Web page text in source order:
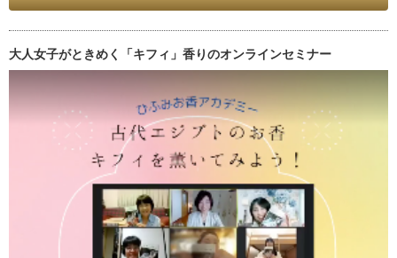
大人女子がときめく「キフィ」香りのオンラインセミナー